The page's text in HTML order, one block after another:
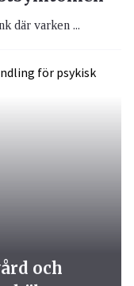
där varken ...
och